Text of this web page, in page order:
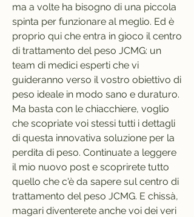
ma a volte ha bisogno di una piccola
spinta per funzionare al meglio. Ed è
proprio qui che entra in gioco il centro
di trattamento del peso JCMG: un
team di medici esperti che vi
guideranno verso il vostro obiettivo di
peso ideale in modo sano e duraturo.
Ma basta con le chiacchiere, voglio
che scopriate voi stessi tutti i dettagli
di questa innovativa soluzione per la
perdita di peso. Continuate a leggere
il mio nuovo post e scoprirete tutto
quello che c'è da sapere sul centro di
trattamento del peso JCMG. E chissà,
magari diventerete anche voi dei veri